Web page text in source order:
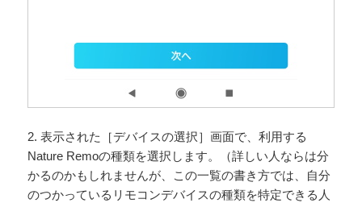
2. 表示された［デバイスの選択］画面で、利用する
Nature Remoの種類を選択します。（詳しい人ならは分
かるのかもしれませんが、この一覧の書き方では、自分
のつかっているリモコンデバイスの種類を特定できる人